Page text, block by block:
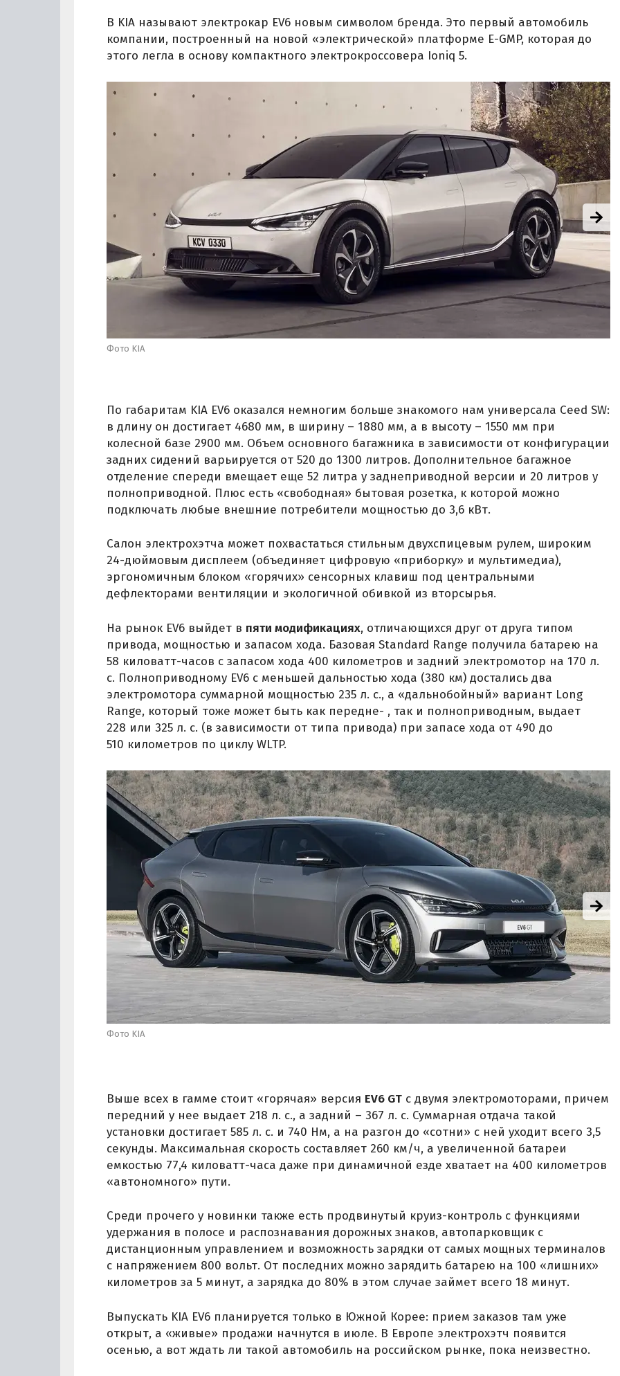
В KIA называют электрокар EV6 новым символом бренда. Это первый автомобиль
компании, построенный на новой «электрической» платформе E-GMP, которая до
этого легла в основу компактного электрокроссовера Ioniq 5.
Фото KIA
По габаритам KIA EV6 оказался немногим больше знакомого нам универсала Ceed SW:
в длину он достигает 4680 мм, в ширину – 1880 мм, а в высоту – 1550 мм при
колесной базе 2900 мм. Объем основного багажника в зависимости от конфигурации
задних сидений варьируется от 520 до 1300 литров. Дополнительное багажное
отделение спереди вмещает еще 52 литра у заднеприводной версии и 20 литров у
полноприводной. Плюс есть «свободная» бытовая розетка, к которой можно
подключать любые внешние потребители мощностью до 3,6 кВт.
Салон электрохэтча может похвастаться стильным двухспицевым рулем, широким
24-дюймовым дисплеем (объединяет цифровую «приборку» и мультимедиа),
эргономичным блоком «горячих» сенсорных клавиш под центральными
дефлекторами вентиляции и экологичной обивкой из вторсырья.
На рынок EV6 выйдет в пяти модификациях, отличающихся друг от друга типом
привода, мощностью и запасом хода. Базовая Standard Range получила батарею на
58 киловатт-часов с запасом хода 400 километров и задний электромотор на 170 л.
с. Полноприводному EV6 с меньшей дальностью хода (380 км) достались два
электромотора суммарной мощностью 235 л. с., а «дальнобойный» вариант Long
Range, который тоже может быть как передне- , так и полноприводным, выдает
228 или 325 л. с. (в зависимости от типа привода) при запасе хода от 490 до
510 километров по циклу WLTP.
Фото KIA
Выше всех в гамме стоит «горячая» версия EV6 GT с двумя электромоторами, причем
передний у нее выдает 218 л. с., а задний – 367 л. с. Суммарная отдача такой
установки достигает 585 л. с. и 740 Нм, а на разгон до «сотни» с ней уходит всего 3,5
секунды. Максимальная скорость составляет 260 км/ч, а увеличенной батареи
емкостью 77,4 киловатт-часа даже при динамичной езде хватает на 400 километров
«автономного» пути.
Среди прочего у новинки также есть продвинутый круиз-контроль с функциями
удержания в полосе и распознавания дорожных знаков, автопарковщик с
дистанционным управлением и возможность зарядки от самых мощных терминалов
с напряжением 800 вольт. От последних можно зарядить батарею на 100 «лишних»
километров за 5 минут, а зарядка до 80% в этом случае займет всего 18 минут.
Выпускать KIA EV6 планируется только в Южной Корее: прием заказов там уже
открыт, а «живые» продажи начнутся в июле. В Европе электрохэтч появится
осенью, а вот ждать ли такой автомобиль на российском рынке, пока неизвестно.